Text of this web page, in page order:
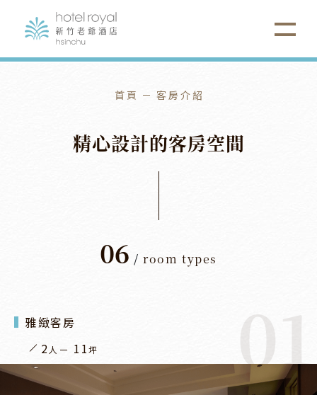
首頁 客房介紹
精心設計的客房空間
06 / room types
01
雅緻客房
2 人 11坪